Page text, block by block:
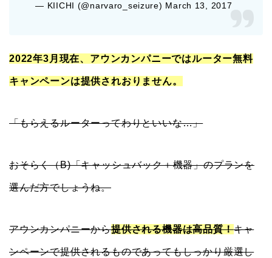
— KIICHI (@narvaro_seizure) March 13, 2017
2022年3月現在、アウンカンパニーではルーター無料
キャンペーンは提供されおりません。
「もらえるルーターってわりといいな…」
おそらく（B)「キャッシュバック＋機器」のプランを
選んだ方でしょうね。
アウンカンパニーから提供される機器は高品質！キャ
ンペーンで提供されるものであってもしっかり厳選し